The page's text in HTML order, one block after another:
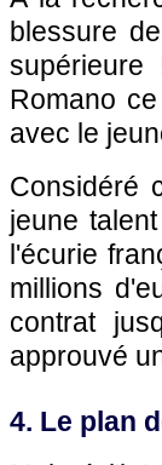
blessure
supérieure
Romano
avec le
Considéré
jeune
l'écurie
millions
contrat
approuvé
4. Le plan